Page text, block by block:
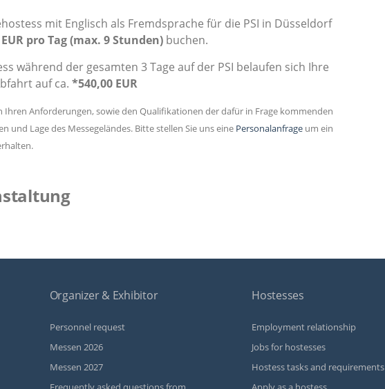
mit Englisch als Fremdsprache für die PSI in Düsseldorf
pro Tag (max. 9 Stunden) buchen.
während der gesamten 3 Tage auf der PSI belaufen sich Ihre
auf ca. *540,00 EUR
Ihren Anforderungen, sowie den Qualifikationen der dafür in Frage kommenden
und Lage des Messegeländes. Bitte stellen Sie uns eine Personalanfrage um ein
Organizer & Exhibitor
Personnel request
Messen 2026
Messen 2027
Hostesses
Employment relationship
Jobs for hostesses
Hostess tasks and requirements